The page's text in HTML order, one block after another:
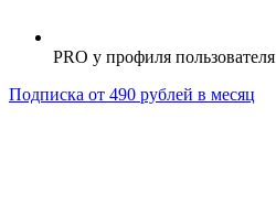
PRO у профиля пользователя
Подписка от 490 рублей в месяц